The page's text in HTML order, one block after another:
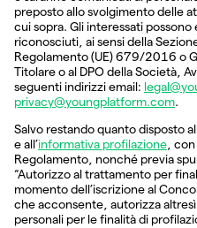
preposto allo svolgimento delle
cui sopra. Gli interessati
riconosciuti, ai sensi della
Regolamento (UE) 679/2016 o
Titolare o al DPO della Società,
seguenti indirizzi email:
privacy@youngplatform.com.
Salvo restando quanto disposto
e all’informativa profilazione, con
Regolamento, nonché previa
“Autorizzo al trattamento per
momento dell’iscrizione al
che acconsente, autorizza
personali per le finalità di